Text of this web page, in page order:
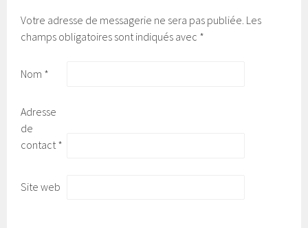
Votre adresse de messagerie ne sera pas publiée. Les
champs obligatoires sont indiqués avec *
Nom *
Adresse
de
contact*
Site web